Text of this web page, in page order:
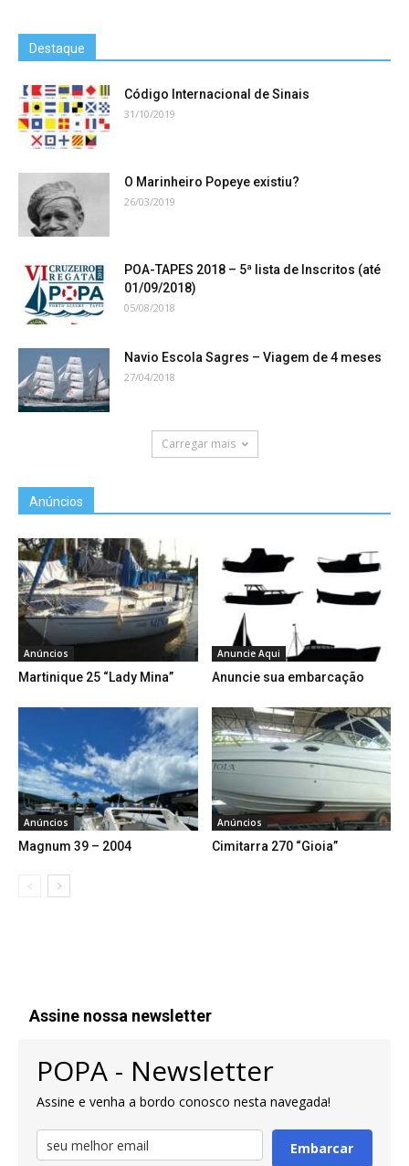
Destaque
Código Internacional de Sinais
31/10/2019
O Marinheiro Popeye existiu?
26/03/2019
POA-TAPES 2018 – 5ª lista de Inscritos (até
01/09/2018)
05/08/2018
Navio Escola Sagres – Viagem de 4 meses
27/04/2018
Carregar mais
Anúncios
Anúncios
Martinique 25 “Lady Mina”
Anuncie Aqui
Anuncie sua embarcação
Anúncios
Magnum 39 – 2004
Anúncios
Cimitarra 270 “Gioia”
Assine nossa newsletter
POPA - Newsletter
Assine e venha a bordo conosco nesta navegada!
Embarcar